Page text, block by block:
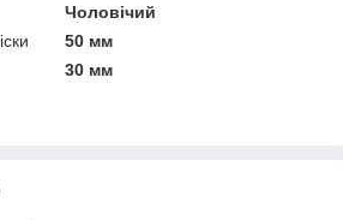
Чоловічий
50 мм
30 мм